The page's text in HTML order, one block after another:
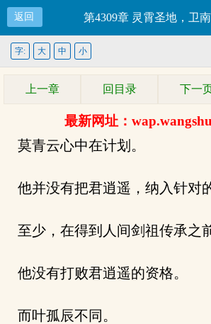
返回 第4309章 灵霄圣地，卫
字: 大 中 小
上一章 回目录 下一
最新网址：
莫青云心中在计划。
他并没有把君逍遥，纳入针对
至少，在得到人间剑祖传承之
他没有打败君逍遥的资格。
而叶孤辰不同。